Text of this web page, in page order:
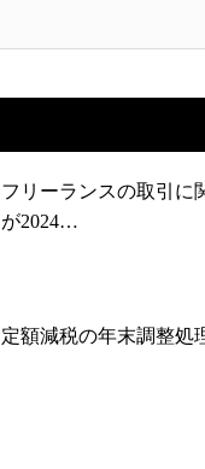
フリーランスの取引に
が2024…
定額減税の年末調整処